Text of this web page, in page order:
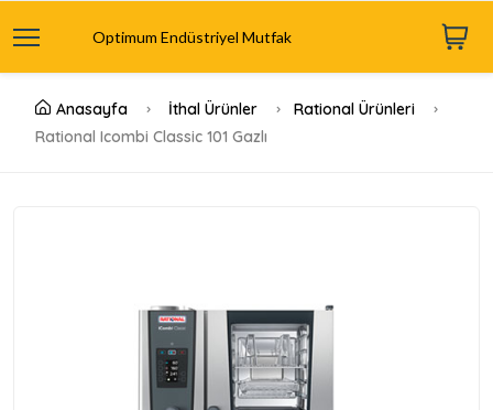
Optimum Endüstriyel Mutfak
Anasayfa İthal Ürünler
Rational Ürünleri
Rational Icombi Classic 101 Gazlı